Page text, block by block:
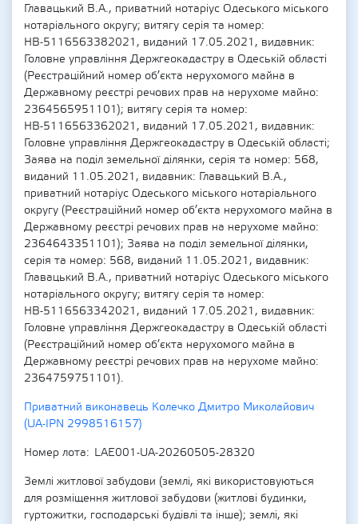
Главацький В.А., приватний нотаріус Одеського міського
нотаріального округу; витягу серія та номер:
НВ-5116563382021, виданий 17.05.2021, видавник:
Головне управління Держгеокадастру в Одеській області
(Реєстраційний номер об’єкта нерухомого майна в
Державному реєстрі речових прав на нерухоме майно:
2364565951101); витягу серія та номер:
НВ-5116563362021, виданий 17.05.2021, видавник:
Головне управління Держгеокадастру в Одеській області;
Заява на поділ земельної ділянки, серія та номер: 568,
виданий 11.05.2021, видавник: Главацький В.А.,
приватний нотаріус Одеського міського нотаріального
округу (Реєстраційний номер об’єкта нерухомого майна в
Державному реєстрі речових прав на нерухоме майно:
2364643351101); Заява на поділ земельної ділянки,
серія та номер: 568, виданий 11.05.2021, видавник:
Главацький В.А., приватний нотаріус Одеського міського
нотаріального округу; витягу серія та номер:
НВ-5116563342021, виданий 17.05.2021, видавник:
Головне управління Держгеокадастру в Одеській області
(Реєстраційний номер об’єкта нерухомого майна в
Державному реєстрі речових прав на нерухоме майно:
2364759751101).
Приватний виконавець Колечко Дмитро Миколайович
(UA-IPN 2998516157)
Номер лота
LAE001-UA-20260505-28320
Землі житлової забудови (землі, які використовуються
для розміщення житлової забудови (житлові будинки,
гуртожитки, господарські будівлі та інше); землі, які